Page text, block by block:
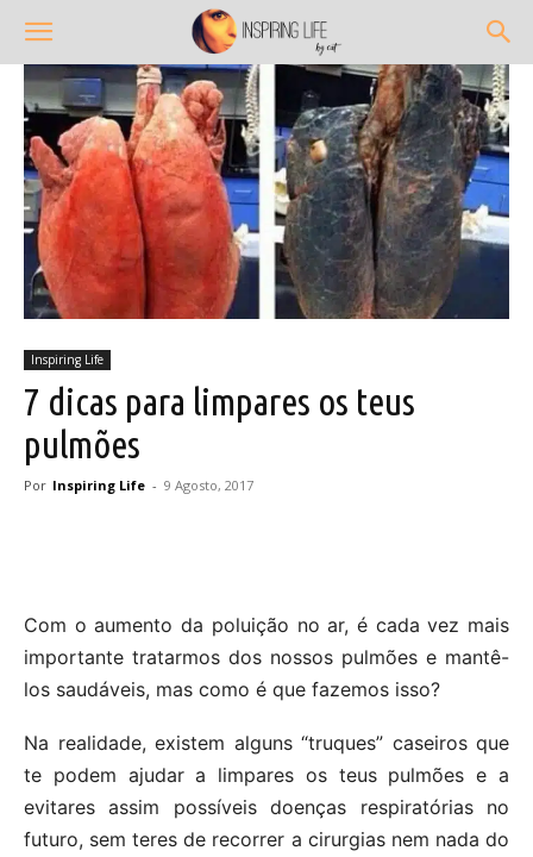
Inspiring Life
7 dicas para limpares os teus
pulmões
Por Inspiring Life - 9 Agosto, 2017
Com o aumento da poluição no ar, é cada vez mais
importante tratarmos dos nossos pulmões e mantê-
los saudáveis, mas como é que fazemos isso?
Na realidade, existem alguns “truques” caseiros que
te podem ajudar a limpares os teus pulmões e a
evitares assim possíveis doenças respiratórias no
futuro, sem teres de recorrer a cirurgias nem nada do